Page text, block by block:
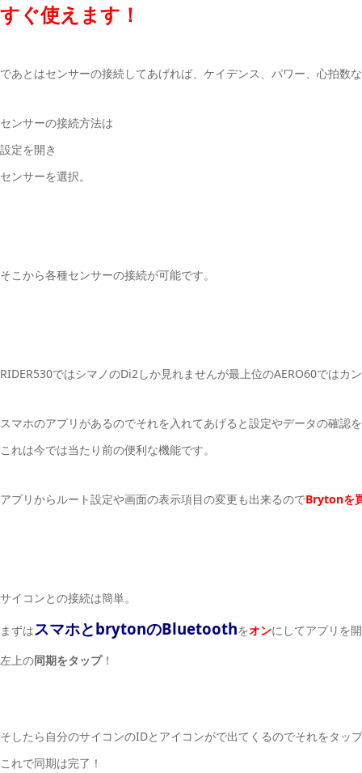
すぐ使えます！
であとはセンサーの接続してあげれば、ケイデンス、パワー、心拍数
センサーの接続方法は
設定を開き
センサーを選択。
そこから各種センサーの接続が可能です。
RIDER530ではシマノのDi2しか見れませんが最上位のAERO60ではカ
スマホのアプリがあるのでそれを入れてあげると設定やデータの確認
これは今では当たり前の便利な機能です。
アプリからルート設定や画面の表示項目の変更も出来るのでBrytonを
サイコンとの接続は簡単。
まずはスマホとbrytonのBluetoothをオンにしてアプリを
左上の同期をタップ！
そしたら自分のサイコンのIDとアイコンがで出てくるのでそれをタッ
これで同期は完了！